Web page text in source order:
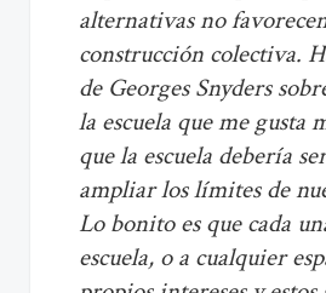
alternativas no
construcción colectiva.
de Georges Snyders
la escuela que me gusta
que la escuela debería
ampliar los límites de
Lo bonito es que cada
escuela, o a cualquier